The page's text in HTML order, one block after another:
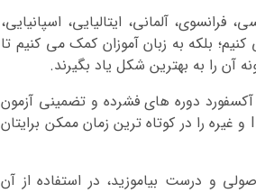
آلمانی، ایتالیایی، اسپانیایی،
بلکه به زبان آموزان کمک می کنیم تا
آن را به بهترین شکل یاد بگیرند.
آکسفورد دوره های فشرده و تضمینی آزمون
های زبان مانند IELTS، TOEFL، TCF، TEF، DELF، DALF، DELE و غیره را در کوتاه ترین زمان ممکن برایتان
و درست بیاموزید، در استفاده از آن